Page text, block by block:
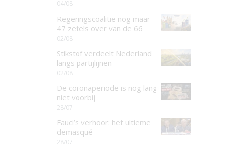
04/08
Regeringscoalitie nog maar
47 zetels over van de 66
02/08
Stikstof verdeelt Nederland
langs partijlijnen
02/08
De coronaperiode is nog lang
niet voorbij
28/07
Fauci’s verhoor: het ultieme
demasqué
28/07